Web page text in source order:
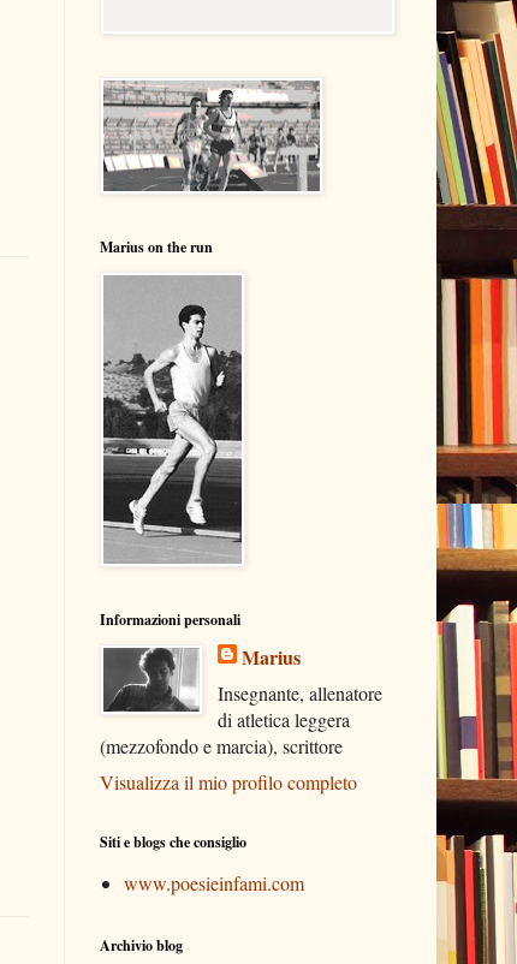
Marius on the run
Informazioni personali
Marius
Insegnante, allenatore
di atletica leggera
(mezzofondo e marcia), scrittore
Visualizza il mio profilo completo
Siti e blogs che consiglio
www.poesieinfami.com
Archivio blog